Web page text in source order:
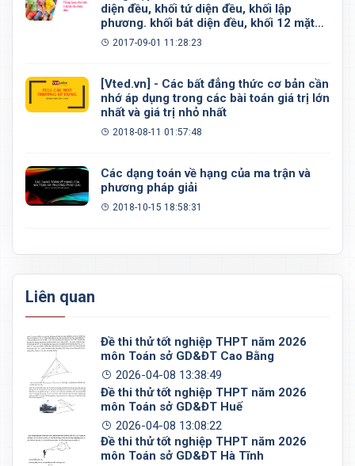
diện đều, khối tứ diện đều, khối lập
phương. khối bát diện đều, khối 12 mặt
đều, khối 20 mặt đều
2017-09-01 11:28:23
[Vted.vn] - Các bất đẳng thức cơ bản cần
nhớ áp dụng trong các bài toán giá trị lớn
nhất và giá trị nhỏ nhất
2018-08-11 01:57:48
Các dạng toán về hạng của ma trận và
phương pháp giải
2018-10-15 18:58:31
Liên quan
Đề thi thử tốt nghiệp THPT năm 2026
môn Toán sở GD&ĐT Cao Bằng
2026-04-08 13:38:49
Đề thi thử tốt nghiệp THPT năm 2026
môn Toán sở GD&ĐT Huế
2026-04-08 13:08:22
Đề thi thử tốt nghiệp THPT năm 2026
môn Toán sở GD&ĐT Hà Tĩnh